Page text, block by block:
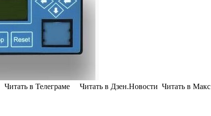
в Телеграме Читать в Дзен.Новости Читать в Макс